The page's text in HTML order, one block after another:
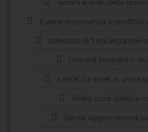
Termini e orari delle
Esame in presenza o
Attestato di frequenza non
Docenti inesperti o
1.500€ | 4.000€ in unica
Video corsi statici e
Senza aggiornamenti